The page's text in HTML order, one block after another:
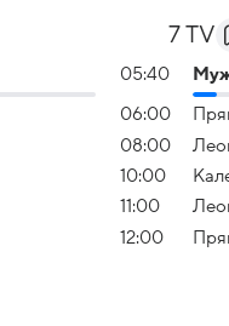
7 TV
05:40
06:00
08:00
10:00
11:00
12:00